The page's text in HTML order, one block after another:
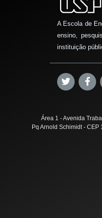
A Escola de
ensino,
instituição
Área 1 - Avenida
Pq Arnold Schimidt -